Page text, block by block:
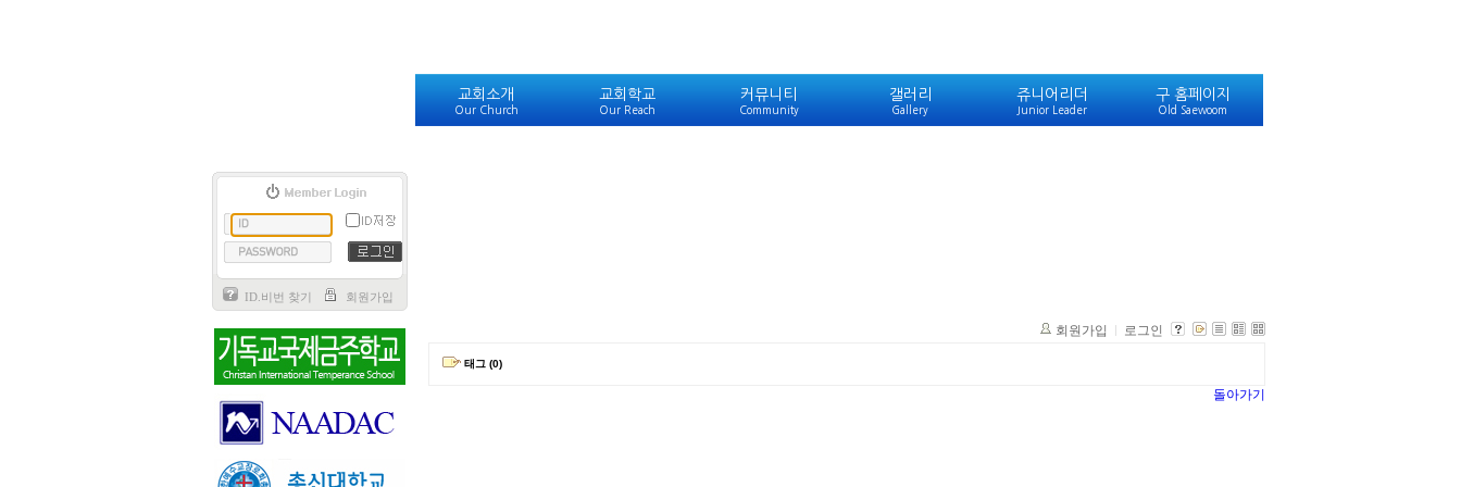
교회소개
Our Church
교회학교
Our Reach
커뮤니티
Community
갤러리
Gallery
쥬니어리더
Junior Leader
구 홈페이지
Old Saewoom
ID.비번 찾기 회원가입
회원가입 로그인
태그 (0)
돌아가기